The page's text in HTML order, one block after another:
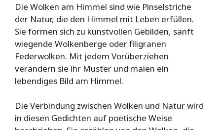
Die Wolken am Himmel sind wie Pinselstriche
der Natur, die den Himmel mit Leben erfüllen.
Sie formen sich zu kunstvollen Gebilden, sanft
wiegende Wolkenberge oder filigranen
Federwolken. Mit jedem Vorüberziehen
verändern sie ihr Muster und malen ein
lebendiges Bild am Himmel.
Die Verbindung zwischen Wolken und Natur wird
in diesen Gedichten auf poetische Weise